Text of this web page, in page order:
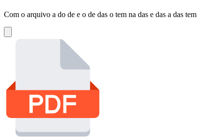
Com o arquivo a do de e o de das o tem na das e das a das tem